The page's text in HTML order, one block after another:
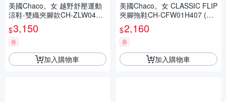
美國Chaco。女 越野舒壓運動
涼鞋-雙織夾腳款CH-ZLW04HJ
07 (熱情紫玫瑰)
$3,150
券
加入購物車
美國Chaco。女 CLASSIC FLIP
夾腳拖鞋CH-CFW01H407 (實
體黑)
$2,160
券
加入購物車